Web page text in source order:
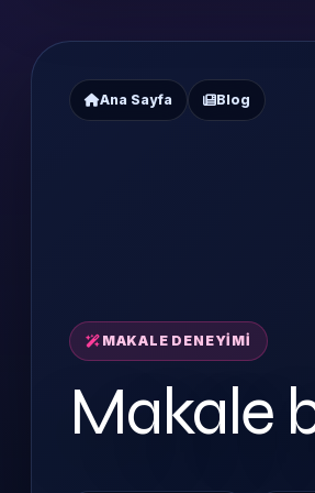
Ana Sayfa Blog
MAKALE DENEYIMI
Makale